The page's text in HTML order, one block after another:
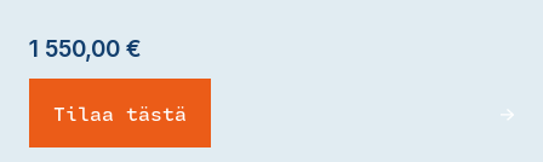
1 550,00 €
Tilaa tästä